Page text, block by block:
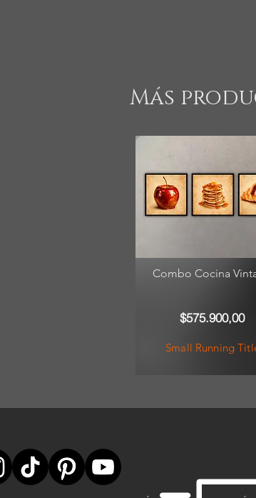
Más
Combo Cocina
$575.900,00
Small Running